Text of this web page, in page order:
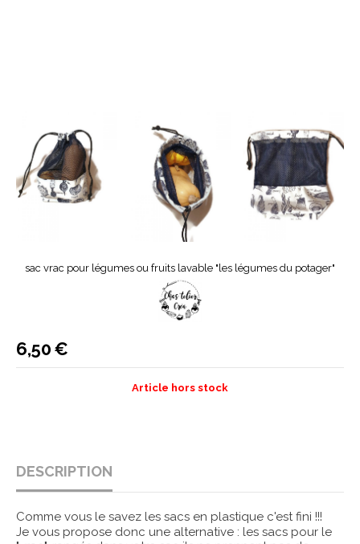
sac vrac pour légumes ou fruits lavable "les légumes du potager"
6,50€
Article hors stock
DESCRIPTION
Comme vous le savez les sacs en plastique c'est fini !!!
Je vous propose donc une alternative : les sacs pour le